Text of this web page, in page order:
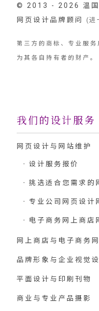
© 2013 - 2026 温国
网页设计品牌顾问
(进
第三方的商标、专业服
为其各自持有者的财产。
我们的设计服务
网页设计与网站维护
设计服务报价
挑选适合您需求的
专业公司网页设计
电子商务网上商店
网上商店与电子商务
品牌形象与企业视觉
平面设计与印刷刊物
商业与专业产品摄影